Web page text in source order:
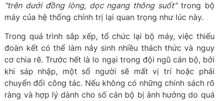
"trên dưới đồng lòng, dọc ngang thông suốt"trong bộ
máy của hệ thống chính trị lại quan trọng như lúc này.
Trong quá trình sắp xếp, tổ chức lại bộ máy, việc thiếu
đoàn kết có thể làm nảy sinh nhiều thách thức và nguy
cơ chia rẽ. Trước hết là lo ngại trong đội ngũ cán bộ, bởi
khi sáp nhập, một số người sẽ mất vị trí hoặc phải
chuyển đổi công tác. Nếu không có những chính sách rõ
ràng và hợp lý dành cho số cán bộ bị ảnh hưởng do quá